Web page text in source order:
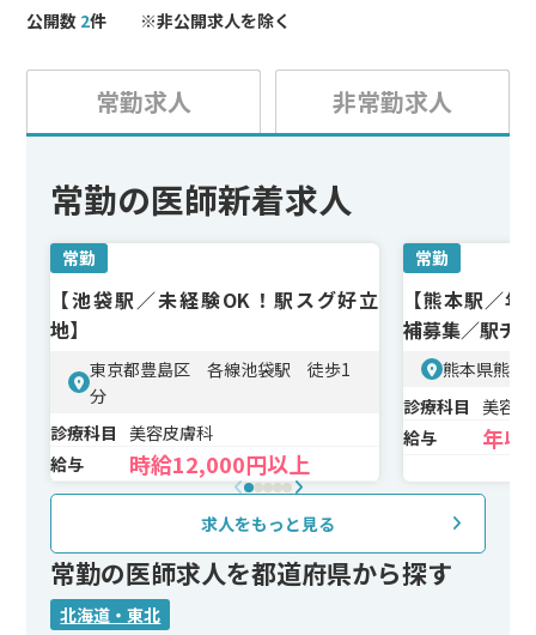
経験豊富な先輩医師による直接指導や、国内外の学会参
＜待遇＞
平均年収3,000万円以上、勤務日数や休日を柔軟に設定可
能。
公開数 2件 ※非公開求人を除く
常勤求人 非常勤求人
常勤の医師新着求人
常勤
【池袋駅／未経験OK！駅スグ好立
地】
東京都豊島区 各線池袋駅 徒歩1
分
診療科目
美容皮膚科
給与
時給12,000円以上
常勤
【熊本駅／
補募集／駅チ
熊本県熊
診療科目
美容
給与
年収
求人をもっと見る
常勤の医師求人を都道府県から探す
北海道・東北